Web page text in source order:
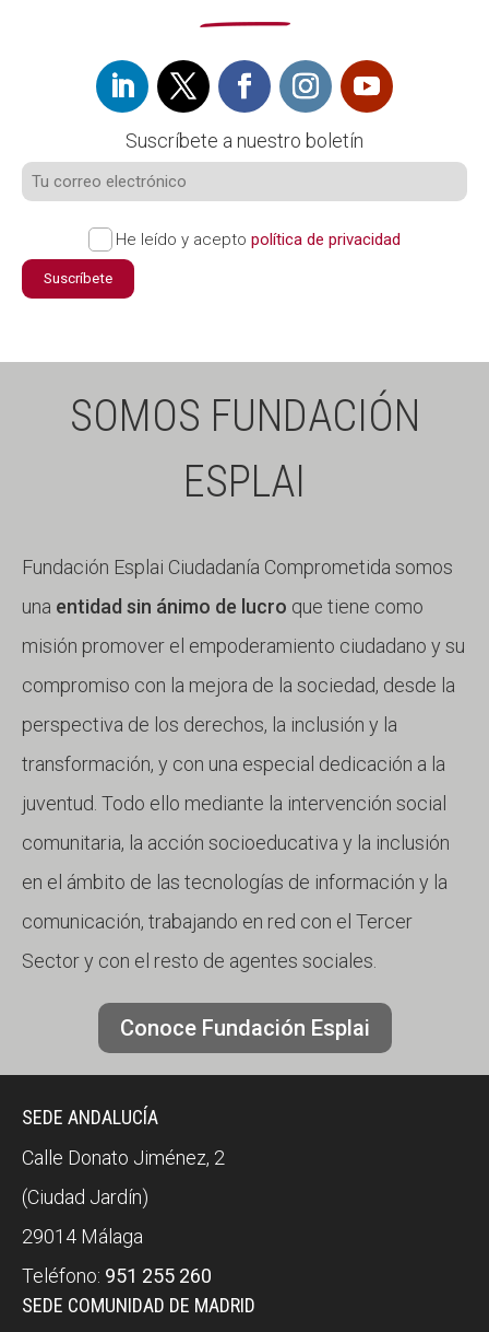
Suscríbete a nuestro boletín
He leído y acepto política de privacidad
Suscríbete
SOMOS FUNDACIÓN
ESPLAI
Fundación Esplai Ciudadanía Comprometida somos
una entidad sin ánimo de lucro que tiene como
misión promover el empoderamiento ciudadano y su
compromiso con la mejora de la sociedad, desde la
perspectiva de los derechos, la inclusión y la
transformación, y con una especial dedicación a la
juventud. Todo ello mediante la intervención social
comunitaria, la acción socioeducativa y la inclusión
en el ámbito de las tecnologías de información y la
comunicación, trabajando en red con el Tercer
Sector y con el resto de agentes sociales.
Conoce Fundación Esplai
SEDE ANDALUCÍA
Calle Donato Jiménez, 2
(Ciudad Jardín)
29014 Málaga
Teléfono: 951 255 260
SEDE COMUNIDAD DE MADRID